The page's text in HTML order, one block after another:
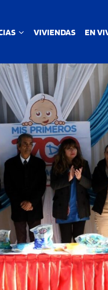
VIVIENDAS EN